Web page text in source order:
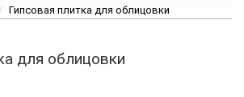
Гипсовая плитка для облицовки
для облицовки